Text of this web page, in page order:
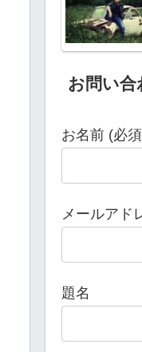
お問い合
お名前 (必
メールアド
題名